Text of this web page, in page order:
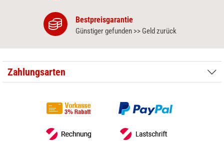
Bestpreisgarantie
Günstiger gefunden >> Geld zurück
Zahlungsarten